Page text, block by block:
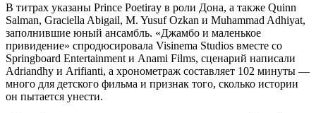
В титрах указаны Prince Poetiray в роли Дона, а также Quinn
Salman, Graciella Abigail, M. Yusuf Ozkan и Muhammad Adhiyat,
заполнившие юный ансамбль. «Джамбо и маленькое
привидение» спродюсировала Visinema Studios вместе со
Springboard Entertainment и Anami Films, сценарий написали
Adriandhy и Arifianti, а хронометраж составляет 102 минуты —
много для детского фильма и признак того, сколько истории
он пытается унести.